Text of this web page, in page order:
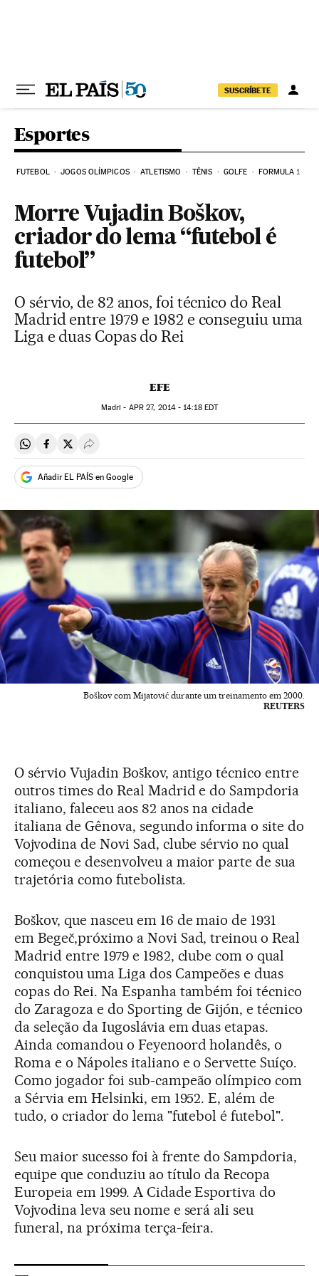
SUSCRÍBETE
Esportes
FUTEBOL JOGOS OLÍMPICOS ATLETISMO TÊNIS GOLFE FORMULA 1
Morre Vujadin Boškov,
criador do lema “futebol é
futebol”
O sérvio, de 82 anos, foi técnico do Real
Madrid entre 1979 e 1982 e conseguiu uma
Liga e duas Copas do Rei
EFE
Madri - APR 27, 2014 - 14:18EDT
Compartir en Whatsapp
Compartir en Facebook
Compartir en Twitter
Desplegar Redes Sociales
Añadir EL PAÍS en Google
Boškov com Mijatović durante um treinamento em 2000.
REUTERS
O sérvio Vujadin Boškov, antigo técnico entre
outros times do Real Madrid e do Sampdoria
italiano, faleceu aos 82 anos na cidade
italiana de Gênova, segundo informa o site do
Vojvodina de Novi Sad, clube sérvio no qual
começou e desenvolveu a maior parte de sua
trajetória como futebolista.
Boškov, que nasceu em 16 de maio de 1931
em Begeč,próximo a Novi Sad, treinou o Real
Madrid entre 1979 e 1982, clube com o qual
conquistou uma Liga dos Campeões e duas
copas do Rei. Na Espanha também foi técnico
do Zaragoza e do Sporting de Gijón, e técnico
da seleção da Iugoslávia em duas etapas.
Ainda comandou o Feyenoord holandês, o
Roma e o Nápoles italiano e o Servette Suíço.
Como jogador foi sub-campeão olímpico com
a Sérvia em Helsinki, em 1952. E, além de
tudo, o criador do lema "futebol é futebol".
Seu maior sucesso foi à frente do Sampdoria,
equipe que conduziu ao título da Recopa
Europeia em 1999. A Cidade Esportiva do
Vojvodina leva seu nome e será ali seu
funeral, na próxima terça-feira.